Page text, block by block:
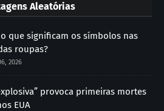
Aleatórias
o que significam os símbolos nas
roupas?
2026
provoca primeiras mortes
EUA